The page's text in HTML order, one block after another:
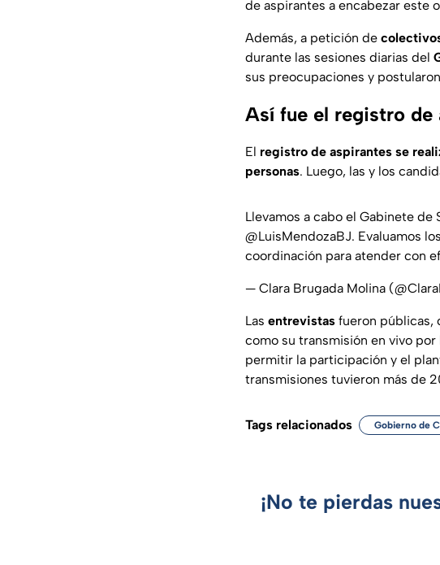
de aspirantes a encabezar este
Además, a petición de
durante las sesiones diarias del
sus preocupaciones y
Así fue el registro de
El registro de aspirantes se
personas. Luego, las y los
Llevamos a cabo el Gabinete
@LuisMendozaBJ. Evaluamos
coordinación para atender con
— Clara Brugada Molina
Las entrevistas fueron públicas,
como su transmisión en vivo
permitir la participación y el
transmisiones tuvieron más de
Tags relacionados Gobierno de
¡No te pierdas